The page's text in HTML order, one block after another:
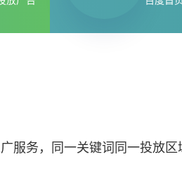
服务，同一关键词同一投放区